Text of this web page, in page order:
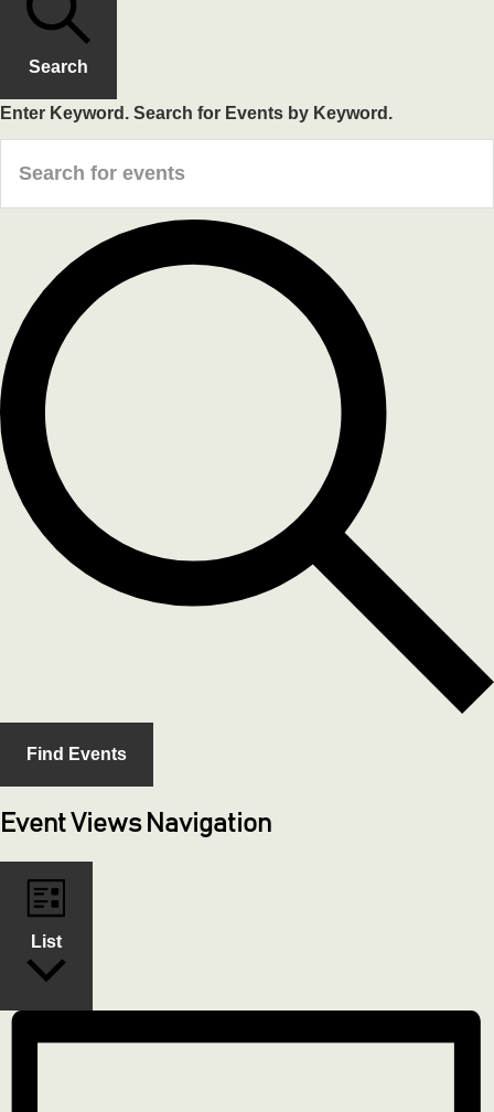
Search
Enter Keyword. Search for Events by Keyword.
Find Events
Event Views Navigation
List